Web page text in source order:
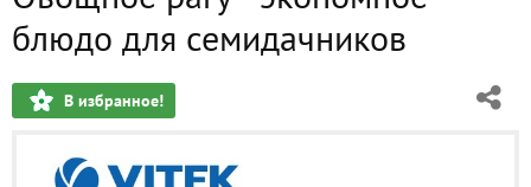
блюдо для семидачников
В избранное!